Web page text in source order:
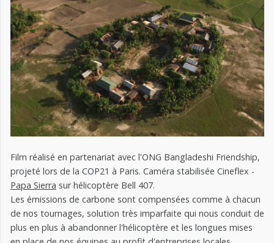
Film réalisé en partenariat avec l'ONG Bangladeshi Friendship,
projeté lors de la COP21 à Paris. Caméra stabilisée Cineflex -
Papa Sierra sur hélicoptère Bell 407.
Les émissions de carbone sont compensées comme à chacun
de nos tournages, solution très imparfaite qui nous conduit de
plus en plus à abandonner l'hélicoptère et les longues mises